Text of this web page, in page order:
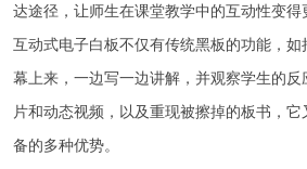
达途径，让师生在课堂教学中的互动性变得
互动式电子白板不仅有传统黑板的功能，
幕上来，一边写一边讲解，并观察学生的反
片和动态视频，以及重现被擦掉的板书，
备的多种优势。